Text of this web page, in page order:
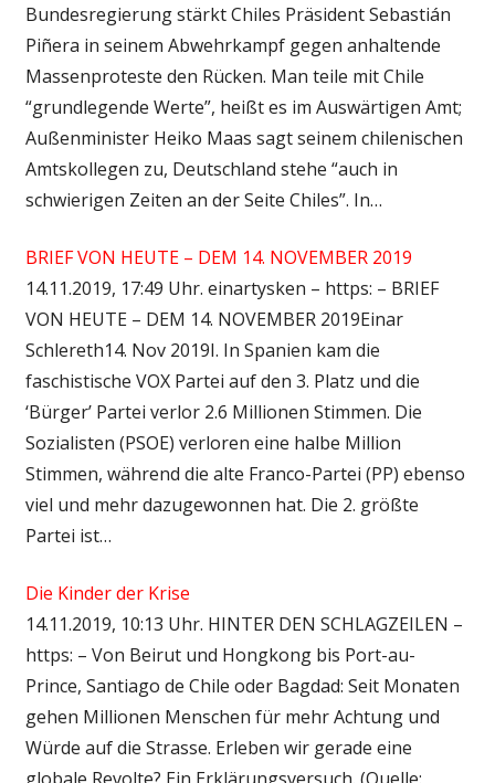
Bundesregierung stärkt Chiles Präsident Sebastián
Piñera in seinem Abwehrkampf gegen anhaltende
Massenproteste den Rücken. Man teile mit Chile
“grundlegende Werte”, heißt es im Auswärtigen Amt;
Außenminister Heiko Maas sagt seinem chilenischen
Amtskollegen zu, Deutschland stehe “auch in
schwierigen Zeiten an der Seite Chiles”. In…
BRIEF VON HEUTE – DEM 14. NOVEMBER 2019
14.11.2019, 17:49 Uhr. einartysken – https: – BRIEF
VON HEUTE – DEM 14. NOVEMBER 2019Einar
Schlereth14. Nov 2019I. In Spanien kam die
faschistische VOX Partei auf den 3. Platz und die
‘Bürger’ Partei verlor 2.6 Millionen Stimmen. Die
Sozialisten (PSOE) verloren eine halbe Million
Stimmen, während die alte Franco-Partei (PP) ebenso
viel und mehr dazugewonnen hat. Die 2. größte
Partei ist…
Die Kinder der Krise
14.11.2019, 10:13 Uhr. HINTER DEN SCHLAGZEILEN –
https: – Von Beirut und Hongkong bis Port-au-
Prince, Santiago de Chile oder Bagdad: Seit Monaten
gehen Millionen Menschen für mehr Achtung und
Würde auf die Strasse. Erleben wir gerade eine